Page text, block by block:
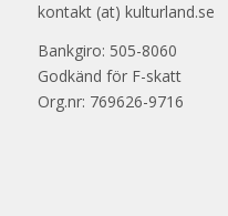
kontakt (at) kulturland.se
Bankgiro: 505-8060
Godkänd för F-skatt
Org.nr: 769626-9716